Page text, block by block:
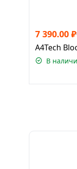
7 390.00 ₽
A4Tech
В